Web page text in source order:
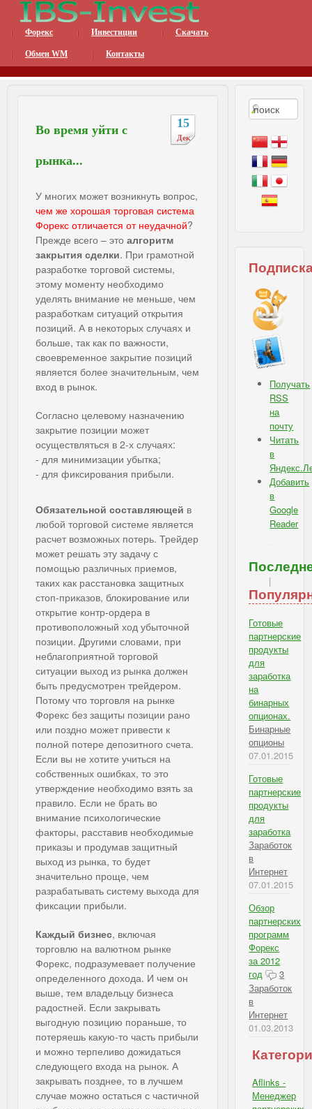
Форекс Инвестиции Скачать
Обмен WM Контакты
Интернет Бизнес
15
Дек
Во время уйти с
рынка...
У многих может возникнуть вопрос,
чем же хорошая торговая система
Форекс отличается от неудачной?
Прежде всего – это алгоритм
закрытия сделки. При грамотной
разработке торговой системы,
этому моменту необходимо
уделять внимание не меньше, чем
разработкам ситуаций открытия
позиций. А в некоторых случаях и
больше, так как по важности,
своевременное закрытие позиций
является более значительным, чем
вход в рынок.
Согласно целевому назначению
закрытие позиции может
осуществляться в 2-х случаях:
- для минимизации убытка;
- для фиксирования прибыли.
Обязательной составляющей в
любой торговой системе является
расчет возможных потерь. Трейдер
может решать эту задачу с
помощью различных приемов,
таких как расстановка защитных
стоп-приказов, блокирование или
открытие контр-ордера в
противоположный ход убыточной
позиции. Другими словами, при
неблагоприятной торговой
ситуации выход из рынка должен
быть предусмотрен трейдером.
Потому что торговля на рынке
Форекс без защиты позиции рано
или поздно может привести к
полной потере депозитного счета.
Если вы не хотите учиться на
собственных ошибках, то это
утверждение необходимо взять за
правило. Если не брать во
внимание психологические
факторы, расставив необходимые
приказы и продумав защитный
выход из рынка, то будет
значительно проще, чем
разрабатывать систему выхода для
фиксации прибыли.
Каждый бизнес, включая
торговлю на валютном рынке
Форекс, подразумевает получение
определенного дохода. И чем он
выше, тем владельцу бизнеса
радостней. Если закрывать
выгодную позицию пораньше, то
потеряешь какую-то часть прибыли
и можно терпеливо дожидаться
следующего входа на рынок. А
закрывать позднее, то в лучшем
случае можно остаться с частичной
Получать
RSS
на
почту
Читать
в
Добавить
в
Google
Reader
|
Готовые
партнерские
продукты
для
заработка
на
бинарных
опционах.
Бинарные
опционы
07.01.2015
Готовые
партнерские
продукты
для
заработка
Заработок
в
Интернет
07.01.2015
Обзор
партнерских
программ
Форекс
за 2012
год
3
Заработок
в
Интернет
01.03.2013
Aflinks -
Менеджер